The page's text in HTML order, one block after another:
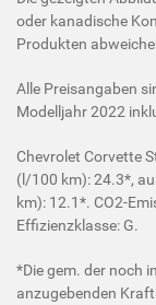
oder kanadische
Produkten
Alle Preisangaben
Modelljahr 2022
Chevrolet Corvette
(l/100 km): 24.3*,
km): 12.1*. CO2-
Effizienzklasse: G.
*Die gem. der noch
anzugebenden